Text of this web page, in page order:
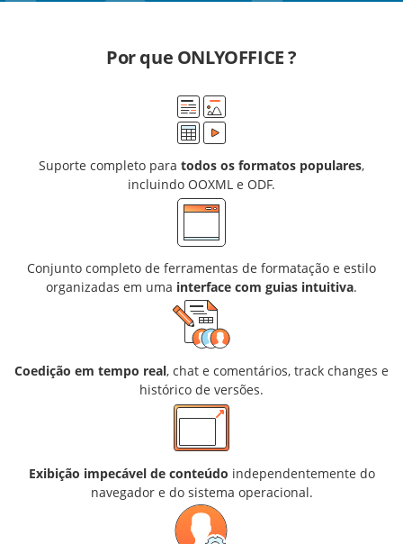
Por que ONLYOFFICE ?
Suporte completo para todos os formatos populares,
incluindo OOXML e ODF.
Conjunto completo de ferramentas de formatação e estilo
organizadas em uma interface com guias intuitiva.
Coedição em tempo real, chat e comentários, track changes e
histórico de versões.
Exibição impecável de conteúdo independentemente do
navegador e do sistema operacional.